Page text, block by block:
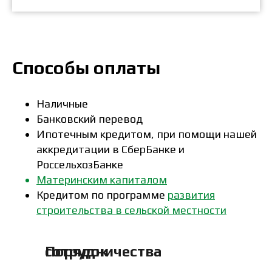
Способы оплаты
Наличные
Банковский перевод
Ипотечным кредитом, при помощи нашей
аккредитации в СберБанке и
РоссельхозБанке
Материнским капиталом
Кредитом по программе развития
строительства в сельской местности
Порядок сотрудничества